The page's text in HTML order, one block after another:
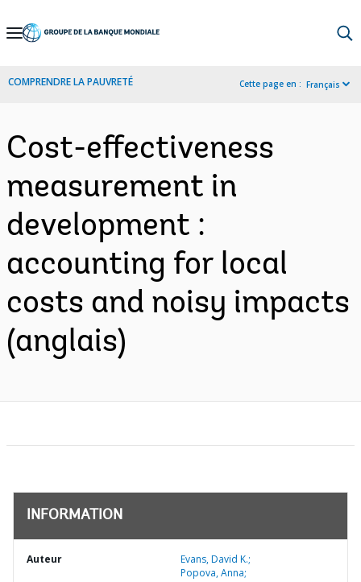
Skip
Navigation
COMPRENDRE LA PAUVRETÉ Cette page en : Français
Cost-effectiveness
measurement in
development :
accounting for local
costs and noisy impacts
(anglais)
INFORMATION
Auteur
Evans, David K.;
Popova, Anna;